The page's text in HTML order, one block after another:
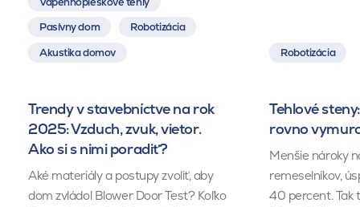
Pasívny dom
Robotizácia
Akustika domov
Trendy v stavebníctve na rok
2025: Vzduch, zvuk, vietor.
Ako si s nimi poradiť?
Aké materiály a postupy zvoliť, aby
dom zvládol Blower Door Test? Koľko
Robotizácia
Tehlové
rovno
Menšie nároky
remeselníkov,
40 percent. Tak